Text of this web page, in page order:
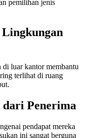
pemilihan jenis
di luar kantor membantu
terlihat di ruang
Penerima
pendapat mereka
ini sangat berguna